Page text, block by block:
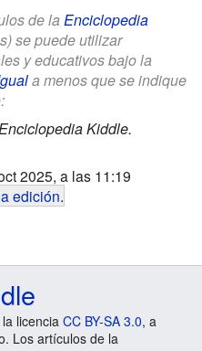
de la Enciclopedia
se puede utilizar
y educativos bajo la
a menos que se indique
Kiddle.
2025, a las 11:19
edición.
licencia CC BY-SA 3.0, a
Los artículos de la